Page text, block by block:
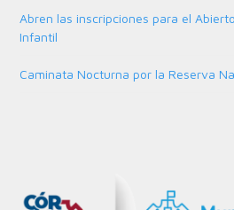
Abren las inscripciones para el
Infantil
Caminata Nocturna por la Reserva